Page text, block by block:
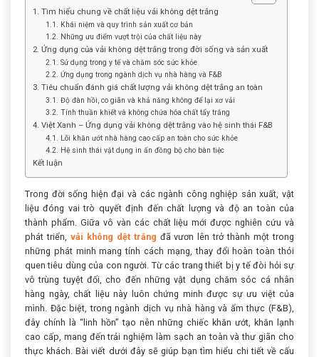
1. Tìm hiểu chung về chất liệu vải không dệt trắng
1.1. Khái niệm và quy trình sản xuất cơ bản
1.2. Những ưu điểm vượt trội của chất liệu này
2. Ứng dụng của vải không dệt trắng trong đời sống và sản xuất
2.1. Sử dụng trong y tế và chăm sóc sức khỏe
2.2. Ứng dụng trong ngành dịch vụ nhà hàng và F&B
3. Tiêu chuẩn đánh giá chất lượng vải không dệt trắng an toàn
3.1. Độ đàn hồi, co giãn và khả năng không để lại xơ vải
3.2. Tính thuần khiết và không chứa hóa chất tẩy trắng
4. Việt Xanh – Ứng dụng vải không dệt trắng vào hệ sinh thái F&B
4.1. Lõi khăn ướt nhà hàng cao cấp an toàn cho sức khỏe
4.2. Hệ sinh thái vật dụng in ấn đồng bộ cho bàn tiệc
Kết luận
Trong đời sống hiện đại và các ngành công nghiệp sản xuất, vật
liệu đóng vai trò quyết định đến chất lượng và độ an toàn của
thành phẩm. Giữa vô vàn các chất liệu mới được nghiên cứu và
phát triển, vải không dệt trắng đã vươn lên trở thành một trong
những phát minh mang tính cách mạng, thay đổi hoàn toàn thói
quen tiêu dùng của con người. Từ các trang thiết bị y tế đòi hỏi sự
vô trùng tuyệt đối, cho đến những vật dụng chăm sóc cá nhân
hàng ngày, chất liệu này luôn chứng minh được sự ưu việt của
mình. Đặc biệt, trong ngành dịch vụ nhà hàng và ẩm thực (F&B),
đây chính là “linh hồn” tạo nên những chiếc khăn ướt, khăn lạnh
cao cấp, mang đến trải nghiệm làm sạch an toàn và thư giãn cho
thực khách. Bài viết dưới đây sẽ giúp bạn tìm hiểu chi tiết về cấu